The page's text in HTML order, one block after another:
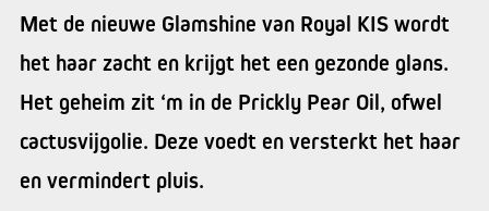
Met de nieuwe Glamshine van Royal KIS wordt
het haar zacht en krijgt het een gezonde glans.
Het geheim zit ‘m in de Prickly Pear Oil, ofwel
cactusvijgolie. Deze voedt en versterkt het haar
en vermindert pluis.